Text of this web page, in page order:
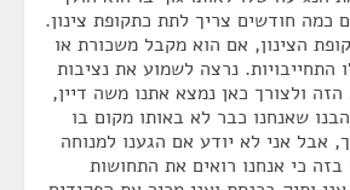
כמה חודשים צריך לתת כתקופת צינון.
הצינון, אם הוא מקבל משכורת או
נרצה לשמוע את נציבות
ולצורך כאן נמצא אתנו משה דיין,
שאנחנו כבר לא באותו מקום בו
אבל אני לא יודע אם הגענו למנוחה
כי אנחנו רואים את התחושות